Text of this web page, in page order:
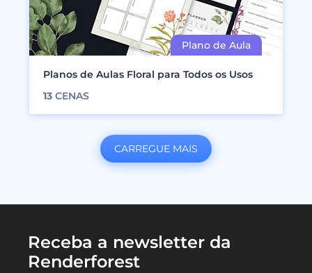
Planos de Aulas Floral para Todos os Usos
13 CENAS
CARREGUE MAIS
Receba a newsletter da
Renderforest